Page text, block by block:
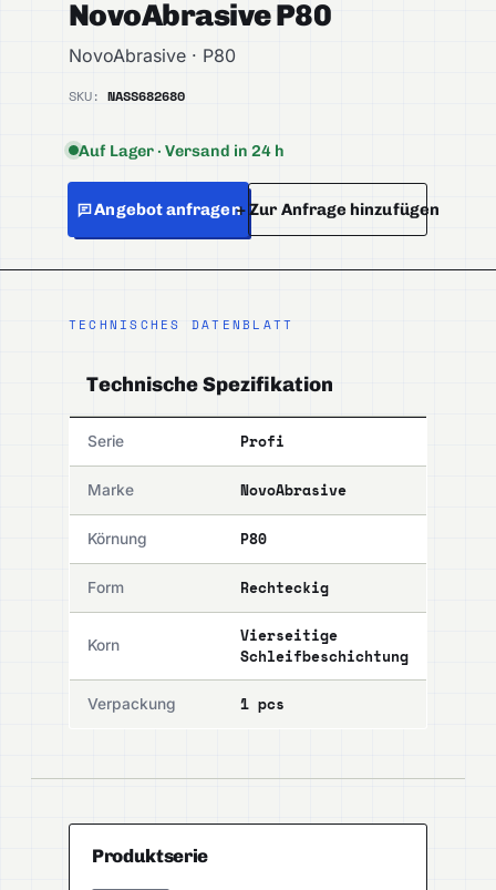
NovoAbrasive P80
NovoAbrasive · P80
SKU: NASS682680
Auf Lager · Versand in 24 h
Angebot anfragen+ Zur Anfrage hinzufügen
TECHNISCHES DATENBLATT
Technische Spezifikation
Serie Profi
Marke NovoAbrasive
Körnung P80
Form Rechteckig
Korn
Vierseitige
Schleifbeschichtung
Verpackung 1 pcs
Produktserie